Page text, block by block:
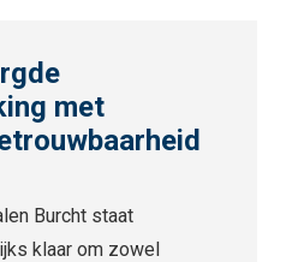
met
Burcht staat
klaar om zowel